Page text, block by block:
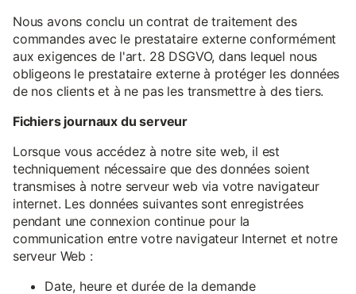
Nous avons conclu un contrat de traitement des
commandes avec le prestataire externe conformément
aux exigences de l'art. 28 DSGVO, dans lequel nous
obligeons le prestataire externe à protéger les données
de nos clients et à ne pas les transmettre à des tiers.
Fichiers journaux du serveur
Lorsque vous accédez à notre site web, il est
techniquement nécessaire que des données soient
transmises à notre serveur web via votre navigateur
internet. Les données suivantes sont enregistrées
pendant une connexion continue pour la
communication entre votre navigateur Internet et notre
serveur Web :
Date, heure et durée de la demande